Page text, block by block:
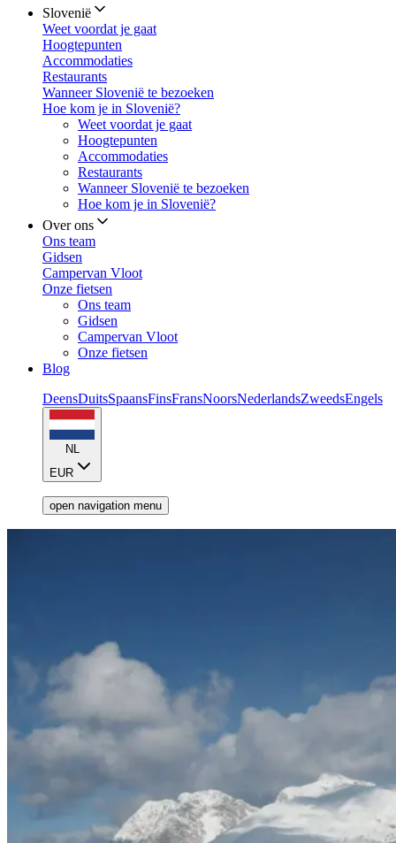
Slovenië
Weet voordat je gaat
Hoogtepunten
Accommodaties
Restaurants
Wanneer Slovenië te bezoeken
Hoe kom je in Slovenië?
Weet voordat je gaat
Hoogtepunten
Accommodaties
Restaurants
Wanneer Slovenië te bezoeken
Hoe kom je in Slovenië?
Over ons
Ons team
Gidsen
Campervan Vloot
Onze fietsen
Ons team
Gidsen
Campervan Vloot
Onze fietsen
Blog
DeensDuitsSpaansFinsFransNoorsNederlandsZweedsEngels
NL
EUR
open navigation menu